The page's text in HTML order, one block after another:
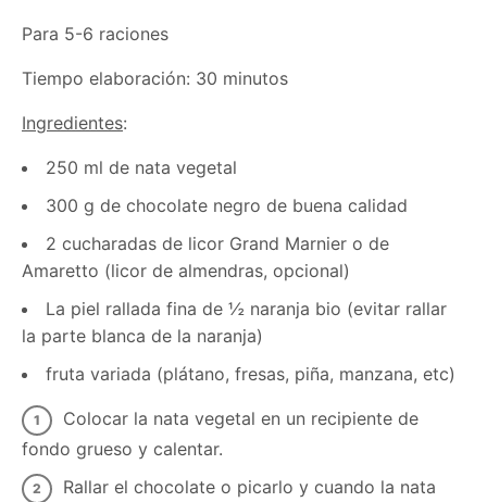
Para 5-6 raciones
Tiempo elaboración: 30 minutos
Ingredientes:
250 ml de nata vegetal
300 g de chocolate negro de buena calidad
2 cucharadas de licor Grand Marnier o de
Amaretto (licor de almendras, opcional)
La piel rallada fina de ½ naranja bio (evitar rallar
la parte blanca de la naranja)
fruta variada (plátano, fresas, piña, manzana, etc)
Colocar la nata vegetal en un recipiente de
fondo grueso y calentar.
Rallar el chocolate o picarlo y cuando la nata